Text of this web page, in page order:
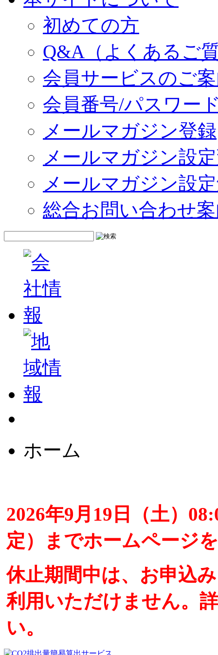
初めての方
Q&A（よくあるご
会員サービスのご
会員番号/パスワー
メールマガジン登録
メールマガジン設
メールマガジン設
総合お問い合わせ
ホーム
2026年9月19日（土）
定）までホームページ
休止期間中は、お申込
利用いただけません。
い。